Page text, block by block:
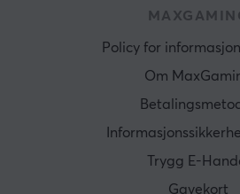
Policy for
Om
Trygg E-
Gavekort